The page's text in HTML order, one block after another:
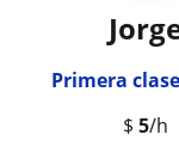
Primera
$ 5/h